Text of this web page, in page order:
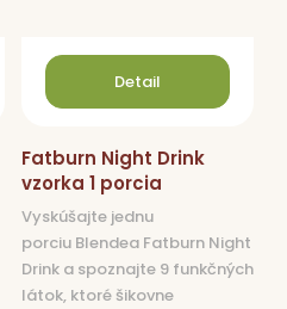
Detail
Fatburn Night Drink
vzorka 1 porcia
Vyskúšajte jednu
porciu Blendea Fatburn Night
Drink a spoznajte 9 funkčných
látok, ktoré šikovne